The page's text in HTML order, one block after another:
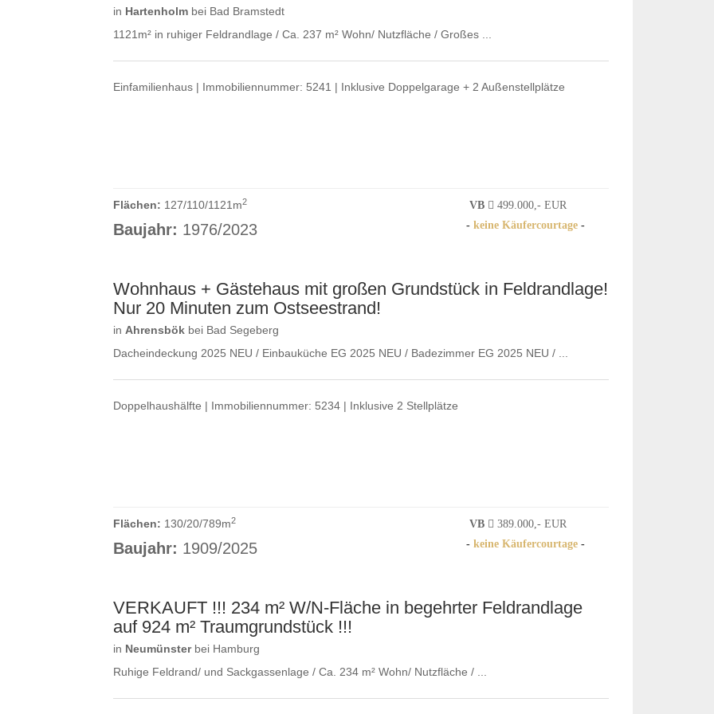
in Hartenholmbei Bad Bramstedt
1121m² in ruhiger Feldrandlage / Ca. 237 m² Wohn/ Nutzfläche / Großes ...
Einfamilienhaus | Immobiliennummer: 5241 | Inklusive Doppelgarage + 2 Außenstellplätze
Flächen: 127/110/1121m2
Baujahr: 1976/2023
VB
499.000,- EUR
- keine Käufercourtage -
Wohnhaus + Gästehaus mit großen Grundstück in Feldrandlage!
Nur 20 Minuten zum Ostseestrand!
in Ahrensbökbei Bad Segeberg
Dacheindeckung 2025 NEU / Einbauküche EG 2025 NEU / Badezimmer EG 2025 NEU / ...
Doppelhaushälfte | Immobiliennummer: 5234 | Inklusive 2 Stellplätze
Flächen: 130/20/789m2
Baujahr: 1909/2025
VB
389.000,- EUR
- keine Käufercourtage -
VERKAUFT !!! 234 m² W/N-Fläche in begehrter Feldrandlage
auf 924 m² Traumgrundstück !!!
in Neumünsterbei Hamburg
Ruhige Feldrand/ und Sackgassenlage / Ca. 234 m² Wohn/ Nutzfläche / ...